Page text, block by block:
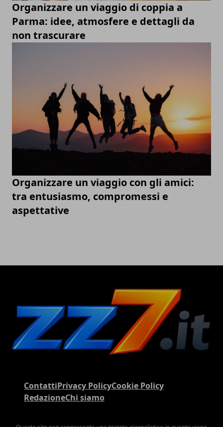
Organizzare un viaggio di coppia a
Parma: idee, atmosfere e dettagli da
non trascurare
Organizzare un viaggio con gli amici:
tra entusiasmo, compromessi e
aspettative
ContattiPrivacy PolicyCookie Policy
RedazioneChi siamo